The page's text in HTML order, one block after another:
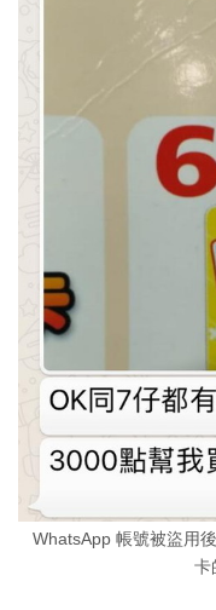
WhatsApp 帳號被盜用
卡